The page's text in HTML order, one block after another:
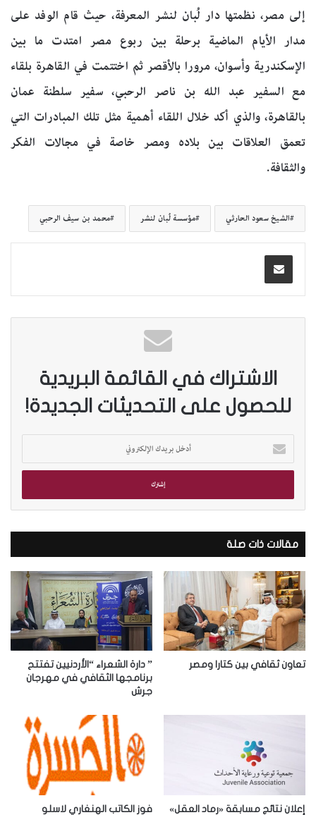
إلى مصر، نظمتها دار لُبان لنشر المعرفة، حيث قام الوفد على
مدار الأيام الماضية برحلة بين ربوع مصر امتدت ما بين
الإسكندرية وأسوان، مرورا بالأقصر ثم اختتمت في القاهرة بلقاء
مع السفير عبد الله بن ناصر الرحبي، سفير سلطنة عمان
بالقاهرة، والذي أكد خلال اللقاء أهمية مثل تلك المبادرات التي
تعمق العلاقات بين بلاده ومصر خاصة في مجالات الفكر
والثقافة.
الشيخ سعود الحارثي مؤسسة لُبان لنشر محمد بن سيف الرحبي
الاشتراك في القائمة البريدية
للحصول على التحديثات الجديدة!
خ
ب
ي
د
ك
ا
ل
إ
ل
ت
ر
مقالات ذات صلة
تعاون ثقافي بين كتارا ومصر
” دارة الشعراء “الأردنيين تفتتح
برنامجها الثقافي في مهرجان
جرش
إعلان نتائج مسابقة «رماد العقل» فوز الكاتب الهنغاري لاسلو